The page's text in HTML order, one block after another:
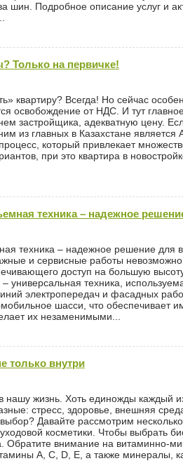
шин. Подробное описание услуг и
Только на первичке!
квартиру? Всегда! Но сейчас
освобождение от НДС. И тут
застройщика, адекватную цену.
из главных в Казахстане
который привлекает
при это квартира в
техника – надежное
техника – надежное решение для
и сервисные работы
доступ на большую
универсальная техника,
электропередач и фасадных
шасси, что обеспечивает
их незаменимыми...
только внутри
жизнь. Хоть единожды каждый
стресс, здоровье, внешняя
Давайте рассмотрим
косметики. Чтобы выбрать
Обратите внимание на витаминно-
A, C, D, E, а также минералы,